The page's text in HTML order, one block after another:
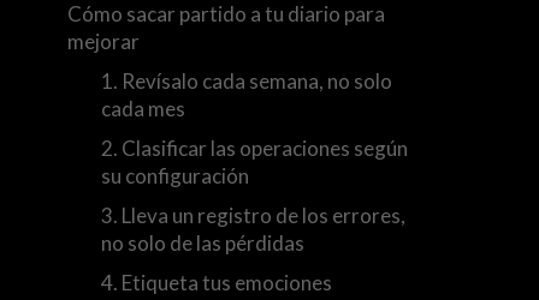
Cómo sacar partido a tu diario para
mejorar
1. Revísalo cada semana, no solo
cada mes
2. Clasificar las operaciones según
su configuración
3. Lleva un registro de los errores,
no solo de las pérdidas
4. Etiqueta tus emociones